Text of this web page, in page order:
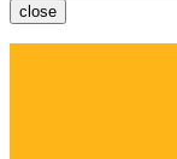
close